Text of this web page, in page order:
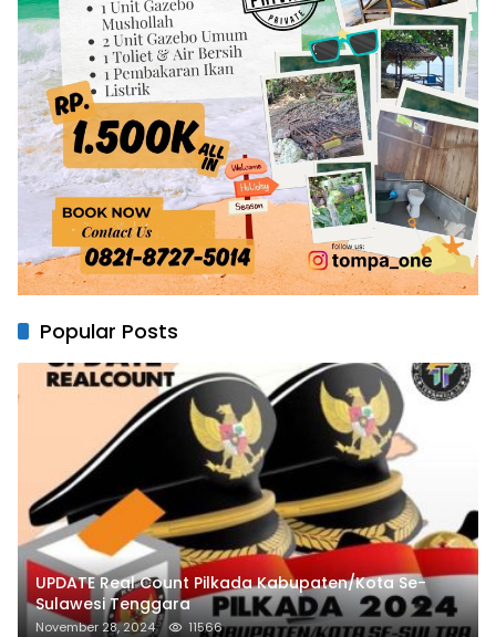
Popular Posts
UPDATE Real Count Pilkada Kabupaten/Kota Se-
Sulawesi Tenggara
November 28, 2024 11566